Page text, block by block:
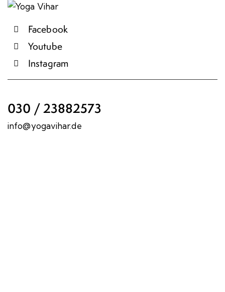
Facebook
Youtube
Instagram
030 / 23882573
info@yogavihar.de